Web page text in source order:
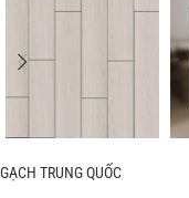
GẠCH TRUNG QUỐC